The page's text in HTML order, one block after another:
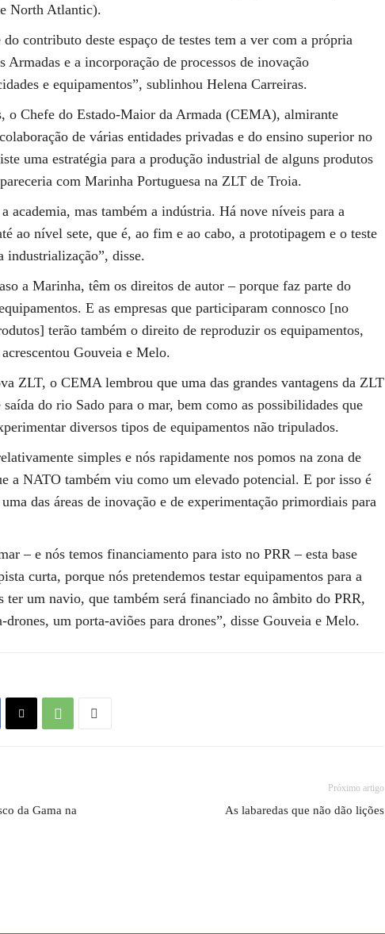
North Atlantic).
contributo deste espaço de testes tem a ver com a própria
Armadas e a incorporação de processos de inovação
e equipamentos”, sublinhou Helena Carreiras.
o Chefe do Estado-Maior da Armada (CEMA), almirante
de várias entidades privadas e do ensino superior no
uma estratégia para a produção industrial de alguns produtos
com Marinha Portuguesa na ZLT de Troia.
academia, mas também a indústria. Há nove níveis para a
ao nível sete, que é, ao fim e ao cabo, a prototipagem e o teste
industrialização”, disse.
a Marinha, têm os direitos de autor – porque faz parte do
E as empresas que participaram connosco [no
terão também o direito de reproduzir os equipamentos,
Gouveia e Melo.
ZLT, o CEMA lembrou que uma das grandes vantagens da ZLT
do rio Sado para o mar, bem como as possibilidades que
diversos tipos de equipamentos não tripulados.
simples e nós rapidamente nos pomos na zona de
a NATO também viu como um elevado potencial. E por isso é
das áreas de inovação e de experimentação primordiais para
– e nós temos financiamento para isto no PRR – esta base
curta, porque nós pretendemos testar equipamentos para a
um navio, que também será financiado no âmbito do PRR,
um porta-aviões para drones”, disse Gouveia e Melo.
da Gama na
Próximo artigo
As labaredas que não dão lições